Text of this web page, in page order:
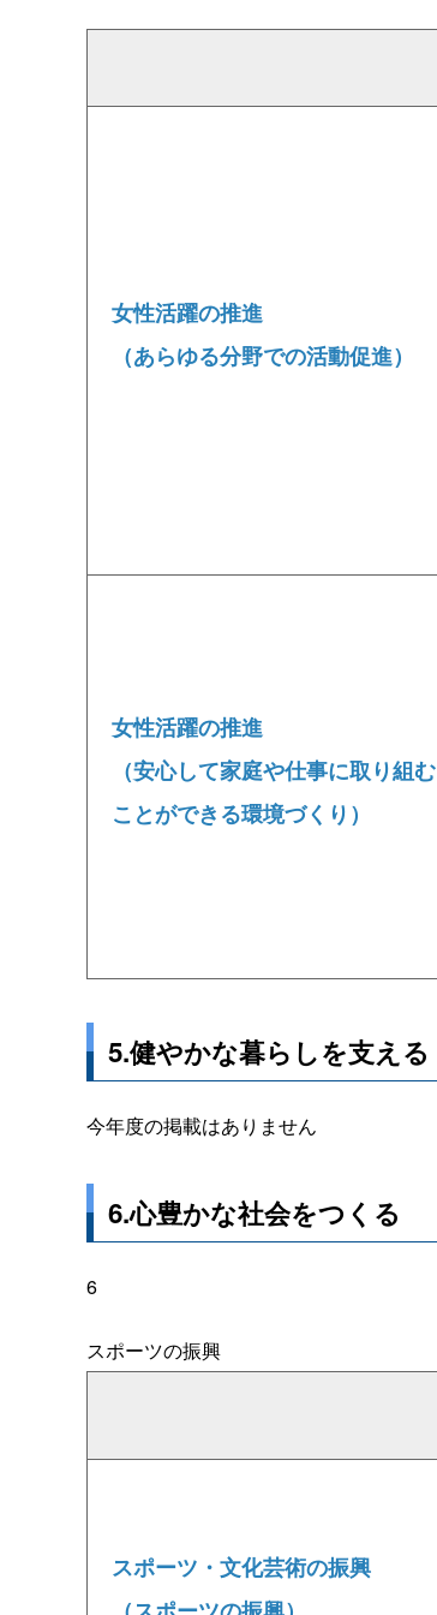
女性活躍の推進
（あらゆる分野での活動促進）
女性活躍の推進
（安心して家庭や仕事に取り組む
ことができる環境づくり）
5.健やかな暮らしを支える
今年度の掲載はありません
6.心豊かな社会をつくる
6
スポーツの振興
スポーツ・文化芸術の振興